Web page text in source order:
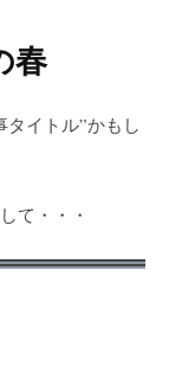
春
イトル”かもし
て・・・